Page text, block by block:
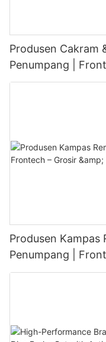
Produsen Cakram
Penumpang |
Produsen Kampas
Penumpang |